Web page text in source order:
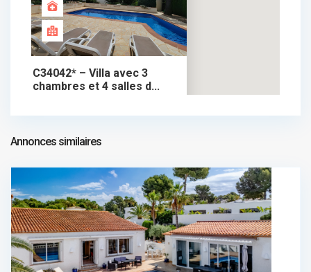
895.000 €
C34042* – Villa avec 3
chambres et 4 salles d...
895.000 €
Annonces similaires